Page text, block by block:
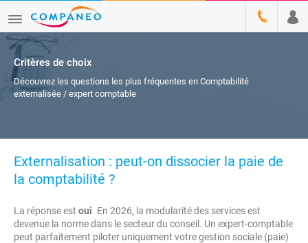
Critères de choix
Découvrez les questions les plus fréquentes en Comptabilité
externalisée / expert comptable
Externalisation : peut-on dissocier la paie de
la comptabilité ?
La réponse est oui. En 2026, la modularité des services est
devenue la norme dans le secteur du conseil. Un expert-comptable
peut parfaitement piloter uniquement votre gestion sociale (paie)